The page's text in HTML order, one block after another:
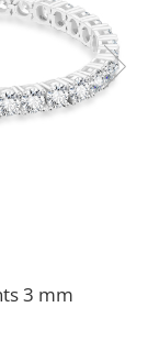
3 mm